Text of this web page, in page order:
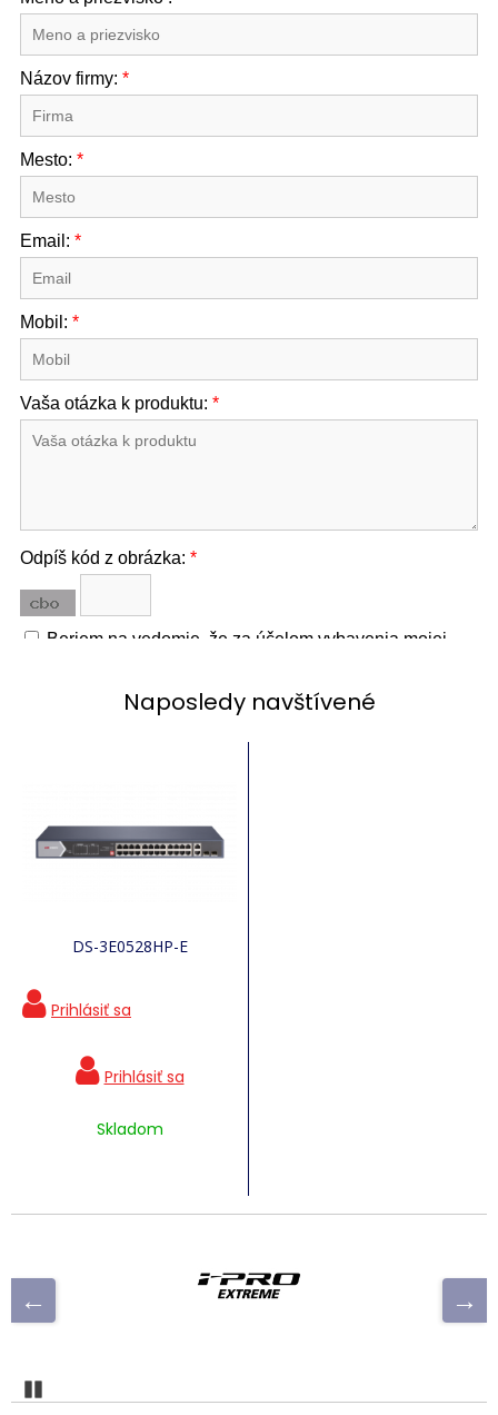
Naposledy navštívené
DS-3E0528HP-E
Skladom